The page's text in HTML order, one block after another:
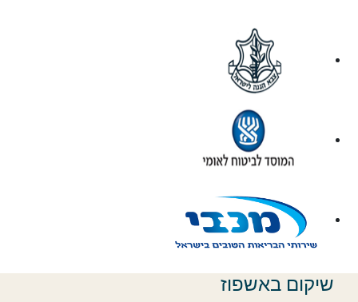
שיקום באשפוז